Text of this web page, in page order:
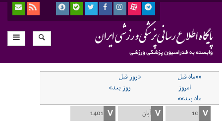
««ماه قبل
«روز قبل
امروز
روز بعد»
ماه بعد»»